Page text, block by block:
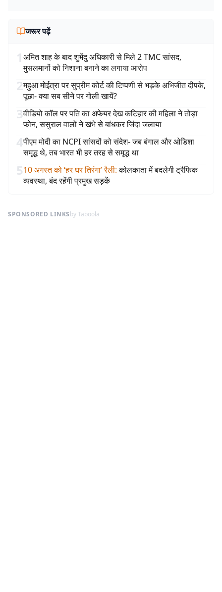
जरूर पढ़ें
1अमित शाह के बाद शुभेंदु अधिकारी से मिले 2 TMC सांसद,
मुसलमानों को निशाना बनाने का लगाया आरोप
2महुआ मोईत्रा पर सुप्रीम कोर्ट की टिप्पणी से भड़के अभिजीत दीपके,
पूछा- क्या सब सीने पर गोली खायें?
3वीडियो कॉल पर पति का अफेयर देख कटिहार की महिला ने तोड़ा
फोन, ससुराल वालों ने खंभे से बांधकर जिंदा जलाया
4पीएम मोदी का NCPI सांसदों को संदेश- जब बंगाल और ओडिशा
समृद्ध थे, तब भारत भी हर तरह से समृद्ध था
510 अगस्त को ‘हर घर तिरंगा’ रैली: कोलकाता में बदलेगी ट्रैफिक
व्यवस्था, बंद रहेंगी प्रमुख सड़कें
SPONSORED LINKSby Taboola